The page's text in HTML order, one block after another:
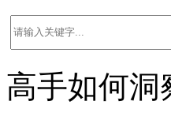
高手如何洞